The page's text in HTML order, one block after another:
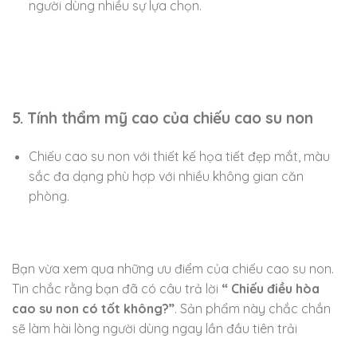
người dùng nhiều sự lựa chọn.
5. Tính thẩm mỹ cao của chiếu cao su non
Chiếu cao su non với thiết kế họa tiết đẹp mắt, màu
sắc đa dạng phù hợp với nhiều không gian căn
phòng.
Bạn vừa xem qua những ưu điểm của chiếu cao su non.
Tin chắc rằng bạn đã có câu trả lời “ Chiếu điều hòa
cao su non có tốt không?”. Sản phẩm này chắc chắn
sẽ làm hài lòng người dùng ngay lần đầu tiên trải